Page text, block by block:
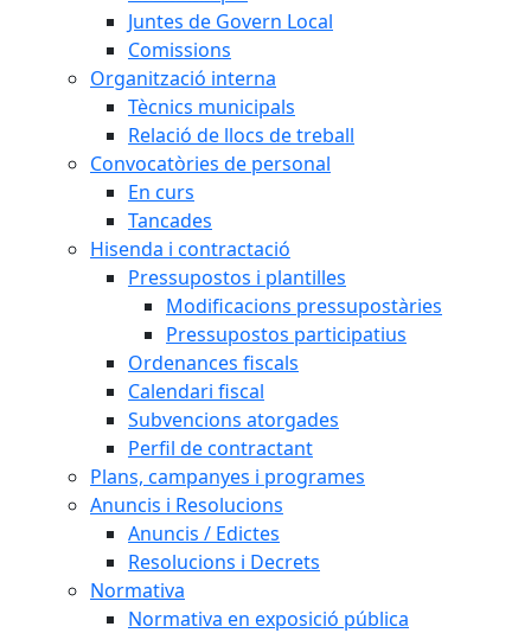
Juntes de Govern Local
Comissions
Organització interna
Tècnics municipals
Relació de llocs de treball
Convocatòries de personal
En curs
Tancades
Hisenda i contractació
Pressupostos i plantilles
Modificacions pressupostàries
Pressupostos participatius
Ordenances fiscals
Calendari fiscal
Subvencions atorgades
Perfil de contractant
Plans, campanyes i programes
Anuncis i Resolucions
Anuncis / Edictes
Resolucions i Decrets
Normativa
Normativa en exposició pública